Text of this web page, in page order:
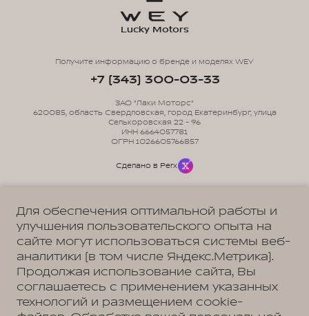
Политика обработки персональных данных
Согласие на коммуникацию
Согласие на предоставление персональных данных третьим лицам
Согласие на обработку ПД
Lucky Motors
Получите информацию о бренде и моделях WEY
+7 (343) 300-03-33
ЗАО "Лаки Моторс"
620085, область Свердловская, город Екатеринбург, улица
Селькоровская 22 - 96
ИНН 6664057781
ОГРН 1026605766857
Сделано в Perx
Для обеспечения оптимальной работы и
улучшения пользовательского опыта на
сайте могут использоваться системы веб-
аналитики (в том числе Яндекс.Метрика).
Продолжая использование сайта, Вы
соглашаетесь с применением указанных
технологий и размещением cookie-